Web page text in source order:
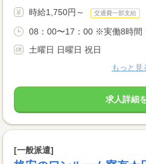
時給1,750円～ 交通費一部支給
08：00〜17：00 ※実働8時間
土曜日 日曜日 祝日
もっと見
求人詳細
[一般派遣]